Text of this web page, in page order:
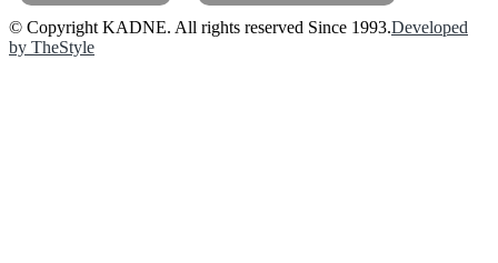
© Copyright KADNE. All rights reserved Since 1993.Developed
by TheStyle